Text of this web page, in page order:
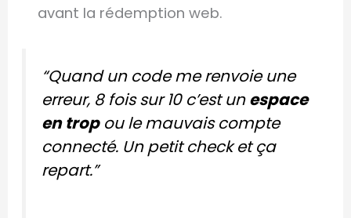
avant la rédemption web.
“Quand un code me renvoie une
erreur, 8 fois sur 10 c’est unespace
en tropou le mauvais compte
connecté. Un petit check et ça
repart.”